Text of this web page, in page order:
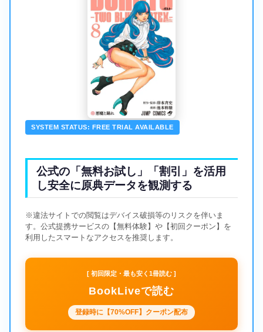
SYSTEM STATUS: FREE TRIAL AVAILABLE
公式の「無料お試し」「割引」を活用
し安全に原典データを観測する
※違法サイトでの閲覧はデバイス破損等のリスクを伴いま
す。公式提携サービスの【無料体験】や【初回クーポン】を
利用したスマートなアクセスを推奨します。
[ 初回限定・最も安く1冊読む ]
BookLiveで読む
登録時に【70%OFF】クーポン配布